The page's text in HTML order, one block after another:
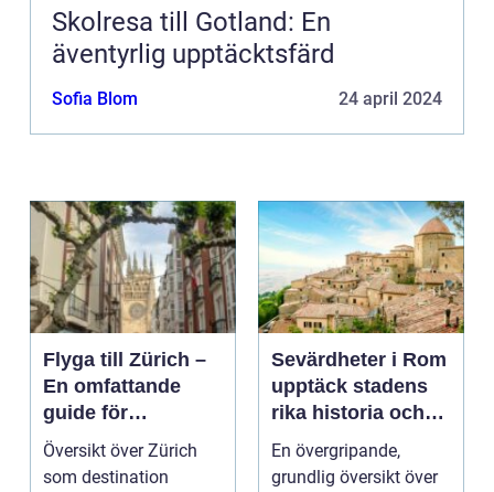
Skolresa till Gotland: En
äventyrlig upptäcktsfärd
Sofia Blom 24 april 2024
Flyga till Zürich –
En omfattande
guide för
resenärer
Översikt över Zürich
som destination
Sevärdheter i Rom
upptäck stadens
rika historia och
kulturella skatter
En övergripande,
grundlig översikt över